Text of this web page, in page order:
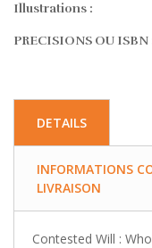
Illustrations :
PRECISIONS OU ISBN
DETAILS
INFORMATIONS
LIVRAISON
Contested Will :